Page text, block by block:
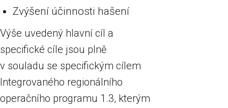
Zvýšení účinnosti hašení
Výše uvedený hlavní cíl a
specifické cíle jsou plně
v souladu se specifickým cílem
Integrovaného regionálního
operačního programu 1.3, kterým